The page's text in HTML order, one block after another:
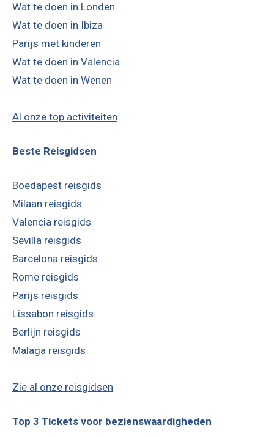
Wat te doen in Londen
Wat te doen in Ibiza
Parijs met kinderen
Wat te doen in Valencia
Wat te doen in Wenen
Al onze top activiteiten
Beste Reisgidsen
Boedapest reisgids
Milaan reisgids
Valencia reisgids
Sevilla reisgids
Barcelona reisgids
Rome reisgids
Parijs reisgids
Lissabon reisgids
Berlijn reisgids
Malaga reisgids
Zie al onze reisgidsen
Top 3 Tickets voor bezienswaardigheden